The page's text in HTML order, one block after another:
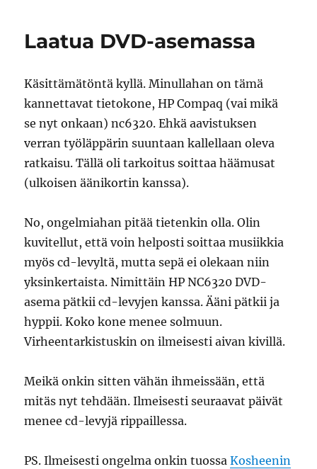
ummikoille
Laatua DVD-asemassa
Käsittämätöntä kyllä. Minullahan on tämä
kannettavat tietokone, HP Compaq (vai mikä
se nyt onkaan) nc6320. Ehkä aavistuksen
verran työläppärin suuntaan kallellaan oleva
ratkaisu. Tällä oli tarkoitus soittaa häämusat
(ulkoisen äänikortin kanssa).
No, ongelmiahan pitää tietenkin olla. Olin
kuvitellut, että voin helposti soittaa musiikkia
myös cd-levyltä, mutta sepä ei olekaan niin
yksinkertaista. Nimittäin HP NC6320 DVD-
asema pätkii cd-levyjen kanssa. Ääni pätkii ja
hyppii. Koko kone menee solmuun.
Virheentarkistuskin on ilmeisesti aivan kivillä.
Meikä onkin sitten vähän ihmeissään, että
mitäs nyt tehdään. Ilmeisesti seuraavat päivät
menee cd-levyjä rippaillessa.
PS. Ilmeisesti ongelma onkin tuossaKosheenin